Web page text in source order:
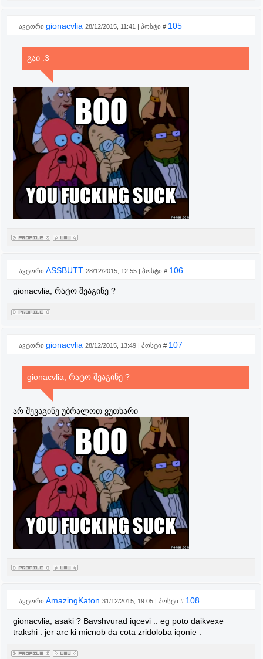
ავტორი gionacvlia 28/12/2015, 11:41 | პოსტი # 105
გაი :3
ავტორი ASSBUTT 28/12/2015, 12:55 | პოსტი # 106
gionacvlia, რატო შეაგინე ?
ავტორი gionacvlia 28/12/2015, 13:49 | პოსტი # 107
gionacvlia, რატო შეაგინე ?
არ შევაგინე უბრალოთ ვუთხარი
ავტორი AmazingKaton 31/12/2015, 19:05 | პოსტი # 108
gionacvlia, asaki ? Bavshvurad iqcevi .. eg poto daikvexe
trakshi . jer arc ki micnob da cota zridoloba iqonie .